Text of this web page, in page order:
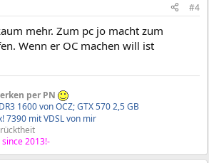
#4
mehr. Zum pc jo macht zum
Wenn er OC machen will ist
per PN
1600 von OCZ; GTX 570 2,5 GB
7390 mit VDSL von mir
2013!-